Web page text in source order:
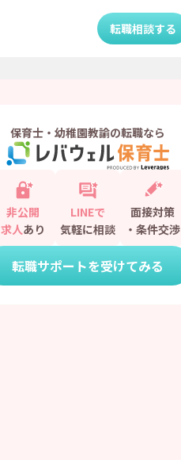
転職相談する
保育士・幼稚園教諭の転職なら
非公開
求人あり
LINEで
気軽に相談
面接対策
・条件交渉
転職サポートを受けてみる